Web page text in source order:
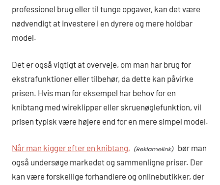
professionel brug eller til tunge opgaver, kan det være
nødvendigt at investere i en dyrere og mere holdbar
model.
Det er også vigtigt at overveje, om man har brug for
ekstrafunktioner eller tilbehør, da dette kan påvirke
prisen. Hvis man for eksempel har behov for en
knibtang med wireklipper eller skruenøglefunktion, vil
prisen typisk være højere end for en mere simpel model.
Når man kigger efter en knibtang,
bør man
også undersøge markedet og sammenligne priser. Der
kan være forskellige forhandlere og onlinebutikker, der